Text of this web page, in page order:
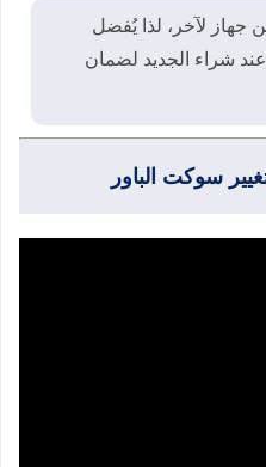
جهاز لآخر، لذا يُفضل
شراء الجديد لضمان
سوكت الباور